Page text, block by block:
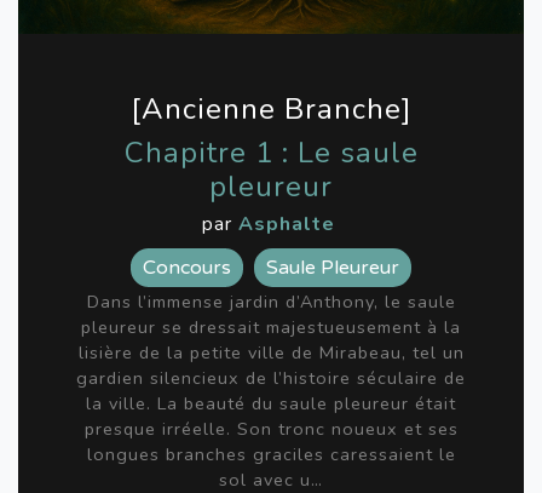
[Ancienne Branche]
Chapitre 1 : Le saule
pleureur
par Asphalte
Concours
Saule Pleureur
Dans l’immense jardin d’Anthony, le saule
pleureur se dressait majestueusement à la
lisière de la petite ville de Mirabeau, tel un
gardien silencieux de l’histoire séculaire de
la ville. La beauté du saule pleureur était
presque irréelle. Son tronc noueux et ses
longues branches graciles caressaient le
sol avec u…